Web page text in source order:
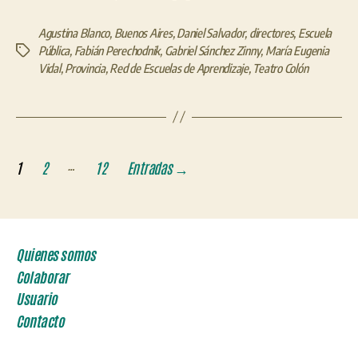
Etiquetas
Agustina Blanco, Buenos Aires, Daniel Salvador, directores, Escuela
Pública, Fabián Perechodnik, Gabriel Sánchez Zinny, María Eugenia
Vidal,Provincia, Red de Escuelas de Aprendizaje, Teatro Colón
Paginación
de
entradas
1 2 12 Entradas →
Quienes somos
Colaborar
Usuario
Contacto